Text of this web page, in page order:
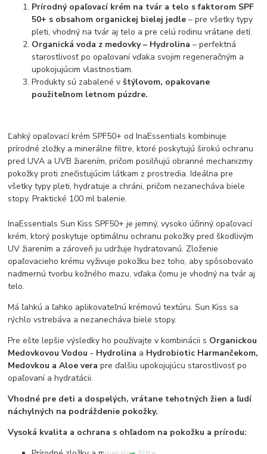
Prírodný opaľovací krém na tvár a telo s faktorom SPF
50+ s obsahom organickej bielej jedle – pre všetky typy
pleti, vhodný na tvár aj telo a pre celú rodinu vrátane detí.
Organická voda z medovky – Hydrolina – perfektná
starostlivosť po opaľovaní vďaka svojim regeneračným a
upokojujúcim vlastnostiam.
Produkty sú zabalené vštýlovom, opakovane
použiteľnom letnom púzdre.
Ľahký opaľovací krém SPF50+ od InaEssentials kombinuje
prírodné zložky a minerálne filtre, ktoré poskytujú širokú ochranu
pred UVA a UVB žiarením, pričom posilňujú obranné mechanizmy
pokožky proti znečisťujúcim látkam z prostredia. Ideálna pre
všetky typy pleti, hydratuje a chráni, pričom nezanecháva biele
stopy. Praktické 100 ml balenie.
InaEssentials Sun Kiss SPF50+ je jemný, vysoko účinný opaľovací
krém, ktorý poskytuje optimálnu ochranu pokožky pred škodlivým
UV žiarením a zároveň ju udržuje hydratovanú. Zloženie
opaľovacieho krému vyživuje pokožku bez toho, aby spôsobovalo
nadmernú tvorbu kožného mazu, vďaka čomu je vhodný na tvár aj
telo.
Má ľahkú a ľahko aplikovateľnú krémovú textúru. Sun Kiss sa
rýchlo vstrebáva a nezanecháva biele stopy.
Pre ešte lepšie výsledky ho používajte v kombinácii s Organickou
Medovkovou Vodou - Hydrolina a Hydrobiotic Harmančekom,
Medovkou a Aloe vera pre ďalšiu upokojujúcu starostlivosť po
opaľovaní a hydratácii.
Vhodné pre deti a dospelých, vrátane tehotných žien a ľudí
náchylných na podráždenie pokožky.
Vysoká kvalita a ochrana s ohľadom na pokožku a prírodu: